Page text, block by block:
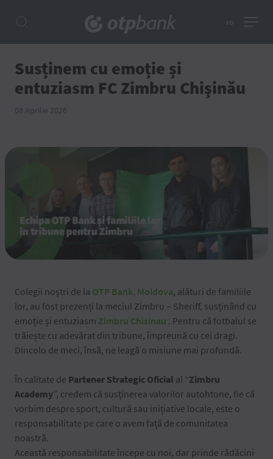
ro
Susținem cu emoție și
entuziasm FC Zimbru Chişinău
08 Aprilie 2026
Colegii noștri de la OTP Bank, Moldova, alături de familiile
lor, au fost prezenți la meciul Zimbru – Sheriff, susținând cu
emoție și entuziasm Zimbru Chisinau . Pentru că fotbalul se
trăiește cu adevărat din tribune, împreună cu cei dragi.
Dincolo de meci, însă, ne leagă o misiune mai profundă.
În calitate de Partener Strategic Oficial al “Zimbru
Academy”, credem că susținerea valorilor autohtone, fie că
vorbim despre sport, cultură sau inițiative locale, este o
responsabilitate pe care o avem față de comunitatea
noastră.
Această responsabilitate începe cu noi, dar prinde rădăcini